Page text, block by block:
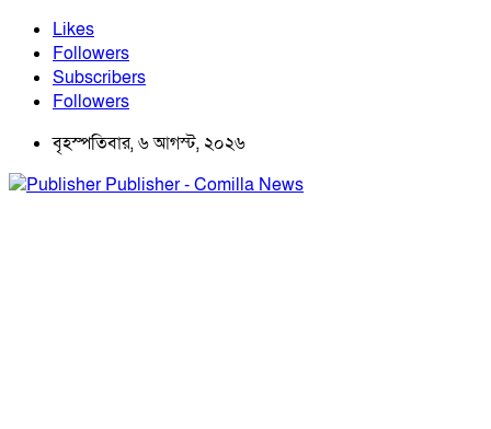
Likes
Followers
Subscribers
Followers
বৃহস্পতিবার, ৬ আগস্ট, ২০২৬
Publisher - Comilla News